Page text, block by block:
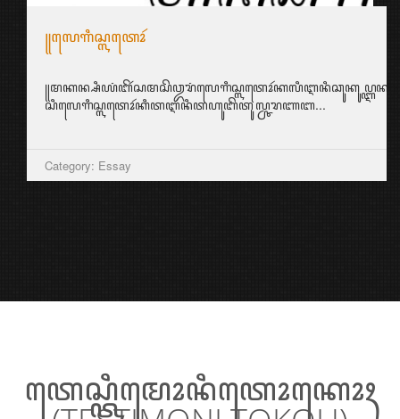
꧋ꦭꦺꦒꦶꦱ꧀ꦭꦠꦺꦴꦂ
ꦱꦶꦭꦺꦒꦶꦱ꧀ꦭꦠꦺꦴꦂꦏꦶꦠꦆꦤꦶꦠꦲꦸꦧꦼꦠꦸꦭ꧀ꦕꦫꦚꦧ...
Category: Essay
ꦠꦺꦱ꧀ꦠꦶꦩꦺꦴꦤꦶꦠꦺꦴꦏꦺꦴꦃ